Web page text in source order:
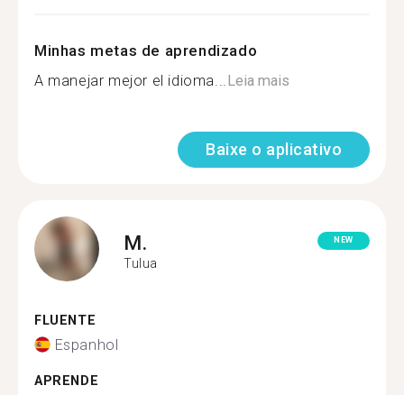
Minhas metas de aprendizado
A manejar mejor el idioma...Leia mais
Baixe o aplicativo
M.
Tulua
NEW
FLUENTE
Espanhol
APRENDE